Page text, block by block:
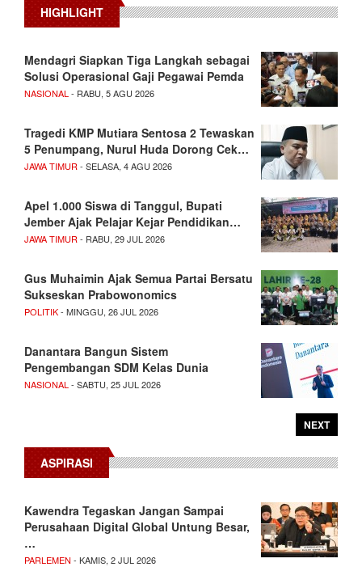
HIGHLIGHT
Mendagri Siapkan Tiga Langkah sebagai
Solusi Operasional Gaji Pegawai Pemda
NASIONAL - RABU, 5 AGU 2026
Tragedi KMP Mutiara Sentosa 2 Tewaskan
5 Penumpang, Nurul Huda Dorong Cek…
JAWA TIMUR - SELASA, 4 AGU 2026
Apel 1.000 Siswa di Tanggul, Bupati
Jember Ajak Pelajar Kejar Pendidikan…
JAWA TIMUR - RABU, 29 JUL 2026
Gus Muhaimin Ajak Semua Partai Bersatu
Sukseskan Prabowonomics
POLITIK- MINGGU, 26 JUL 2026
Danantara Bangun Sistem
Pengembangan SDM Kelas Dunia
NASIONAL - SABTU, 25 JUL 2026
NEXT
ASPIRASI
Kawendra Tegaskan Jangan Sampai
Perusahaan Digital Global Untung Besar,
…
PARLEMEN - KAMIS, 2 JUL 2026